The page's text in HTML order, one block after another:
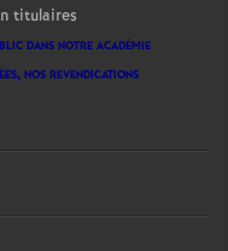
titulaires
dans notre académie
nos revendications